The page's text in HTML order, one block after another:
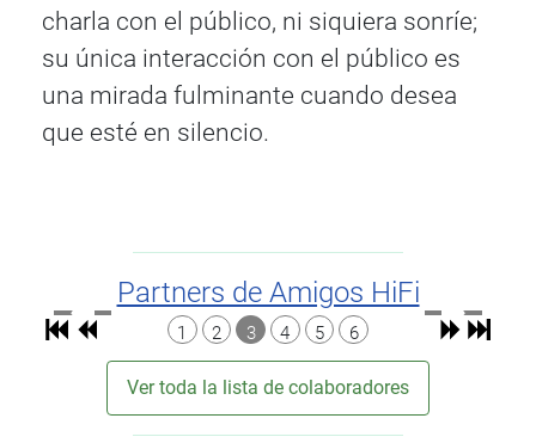
charla con el público, ni siquiera sonríe;
su única interacción con el público es
una mirada fulminante cuando desea
que esté en silencio.
Partners de Amigos HiFi
1 2 3 4 5 6
Ver toda la lista de colaboradores